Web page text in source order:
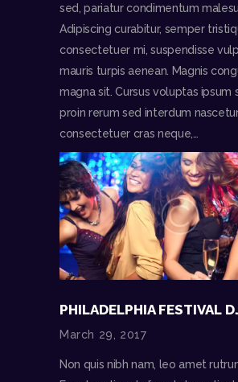
sed, pariatur condimentum
Adipiscing curabitur, semper
consectetuer mi, suspendisse
mauris turpis aenean. Magnis
magna sit. Cursus voluptas ipsum
proin rerum sed interdum
consectetuer cras neque,…
PHILADELPHIA FESTIVAL
March 29, 2017
Non quis nibh nam, leo amet